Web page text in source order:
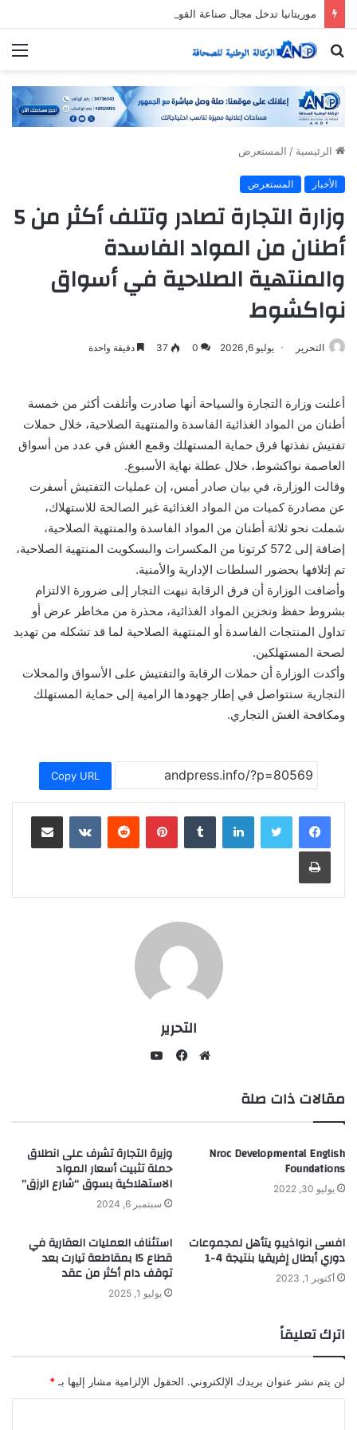
بحث
الرئيسية / المستعرض
الأخبار المستعرض
وزارة التجارة تصادر وتتلف أكثر من 5
أطنان من المواد الفاسدة
والمنتهية الصلاحية في أسواق
نواكشوط
التحرير يوليو 6, 2026 0
37 دقيقة واحدة
أعلنت وزارة التجارة والسياحة أنها صادرت وأتلفت أكثر من خمسة
أطنان من المواد الغذائية الفاسدة والمنتهية الصلاحية، خلال حملات
تفتيش نفذتها فرق حماية المستهلك وقمع الغش في عدد من أسواق
العاصمة نواكشوط، خلال عطلة نهاية الأسبوع.
وقالت الوزارة، في بيان صادر أمس، إن عمليات التفتيش أسفرت
عن مصادرة كميات من المواد الغذائية غير الصالحة للاستهلاك،
شملت نحو ثلاثة أطنان من المواد الفاسدة والمنتهية الصلاحية،
إضافة إلى 572 كرتونا من المكسرات والبسكويت المنتهية الصلاحية،
تم إتلافها بحضور السلطات الإدارية والأمنية.
وأضافت الوزارة أن فرق الرقابة نبهت التجار إلى ضرورة الالتزام
بشروط حفظ وتخزين المواد الغذائية، محذرة من مخاطر عرض أو
تداول المنتجات الفاسدة أو المنتهية الصلاحية لما قد تشكله من تهديد
لصحة المستهلكين.
وأكدت الوزارة أن حملات الرقابة والتفتيش على الأسواق والمحلات
التجارية ستتواصل في إطار جهودها الرامية إلى حماية المستهلك
ومكافحة الغش التجاري.
Copy URL
لينكدإن بينتيريست مشاركة عبر البريد
طباعة
التحرير
مقالات ذات صلة
Nroc Developmental English
Foundations
يوليو 30, 2022
وزيرة التجارة تشرف على انطلاق
حملة تثبيت أسعار المواد
الاستهلاكية بسوق “شارع الرزق”
سبتمبر 6, 2024
افسى انواذيبو يتأهل لمجموعات
دوري أبطال إفريقيا بنتيجة 4-1
أكتوبر 1, 2023
استئناف العمليات العقارية في
قطاع I5 بمقاطعة تيارت بعد
توقف دام أكثر من عقد
يوليو 1, 2025
اترك تعليقاً
لن يتم نشر عنوان بريدك الإلكتروني. الحقول الإلزامية مشار إليها بـ *